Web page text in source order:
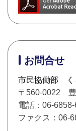
お問合せ
市民協働部 く
〒560-0022 豊
電話：06-
ファクス：06-